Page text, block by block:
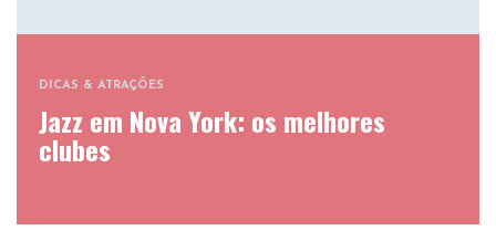
DICAS & ATRAÇÕES
Jazz em Nova York: os melhores
clubes